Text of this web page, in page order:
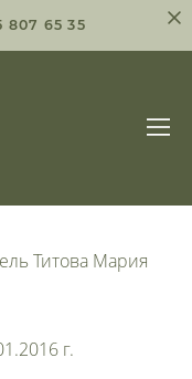
65 35
Титова Мария
г.